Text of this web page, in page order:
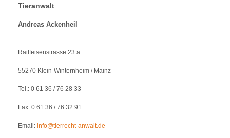
Tieranwalt
Andreas Ackenheil
Raiffeisenstrasse 23 a
55270 Klein-Winternheim / Mainz
Tel.: 0 61 36 / 76 28 33
Fax: 0 61 36 / 76 32 91
Email: info@tierrecht-anwalt.de